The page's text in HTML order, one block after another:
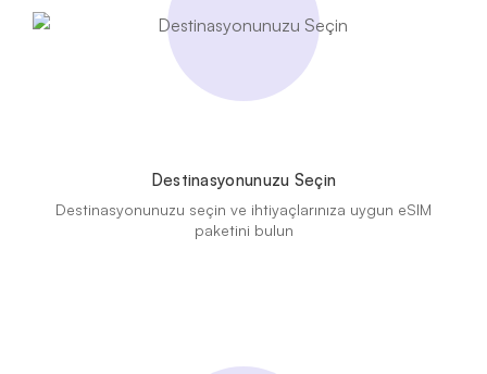
Destinasyonunuzu Seçin
Destinasyonunuzu seçin ve ihtiyaçlarınıza uygun eSIM
paketini bulun